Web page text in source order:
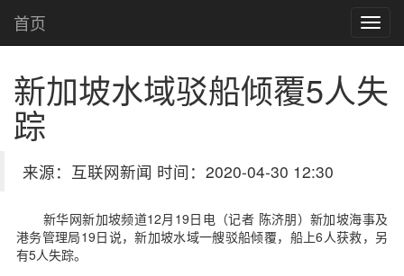
首页
新加坡水域驳船倾覆5人失
踪
来源：互联网新闻 时间：2020-04-30 12:30
新华网新加坡频道12月19日电（记者 陈济朋）新加坡海事及
港务管理局19日说，新加坡水域一艘驳船倾覆，船上6人获救，另
有5人失踪。